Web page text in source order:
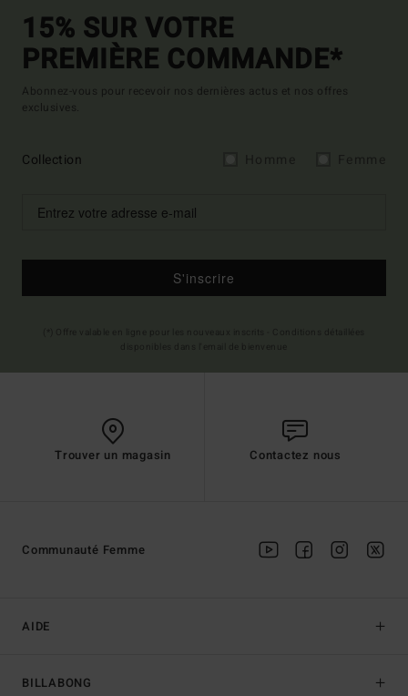
15% SUR VOTRE
PREMIÈRE COMMANDE*
Abonnez-vous pour recevoir nos dernières actus et nos offres
exclusives.
Collection
S'inscrire
Trouver un magasin Contactez nous
AIDE
BILLABONG
Communauté Femme